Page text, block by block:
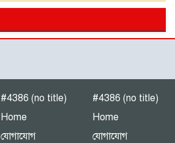
দাবিতে খোন্দকার আকবরের
শ্রীপুরে চোরাই পথে সার
পাচারকালে ৮০ বস্তাসহ পিকআপ
আটক
#4386 (no title)
Home
যোগাযোগ
#4386 (no title)
Home
যোগাযোগ